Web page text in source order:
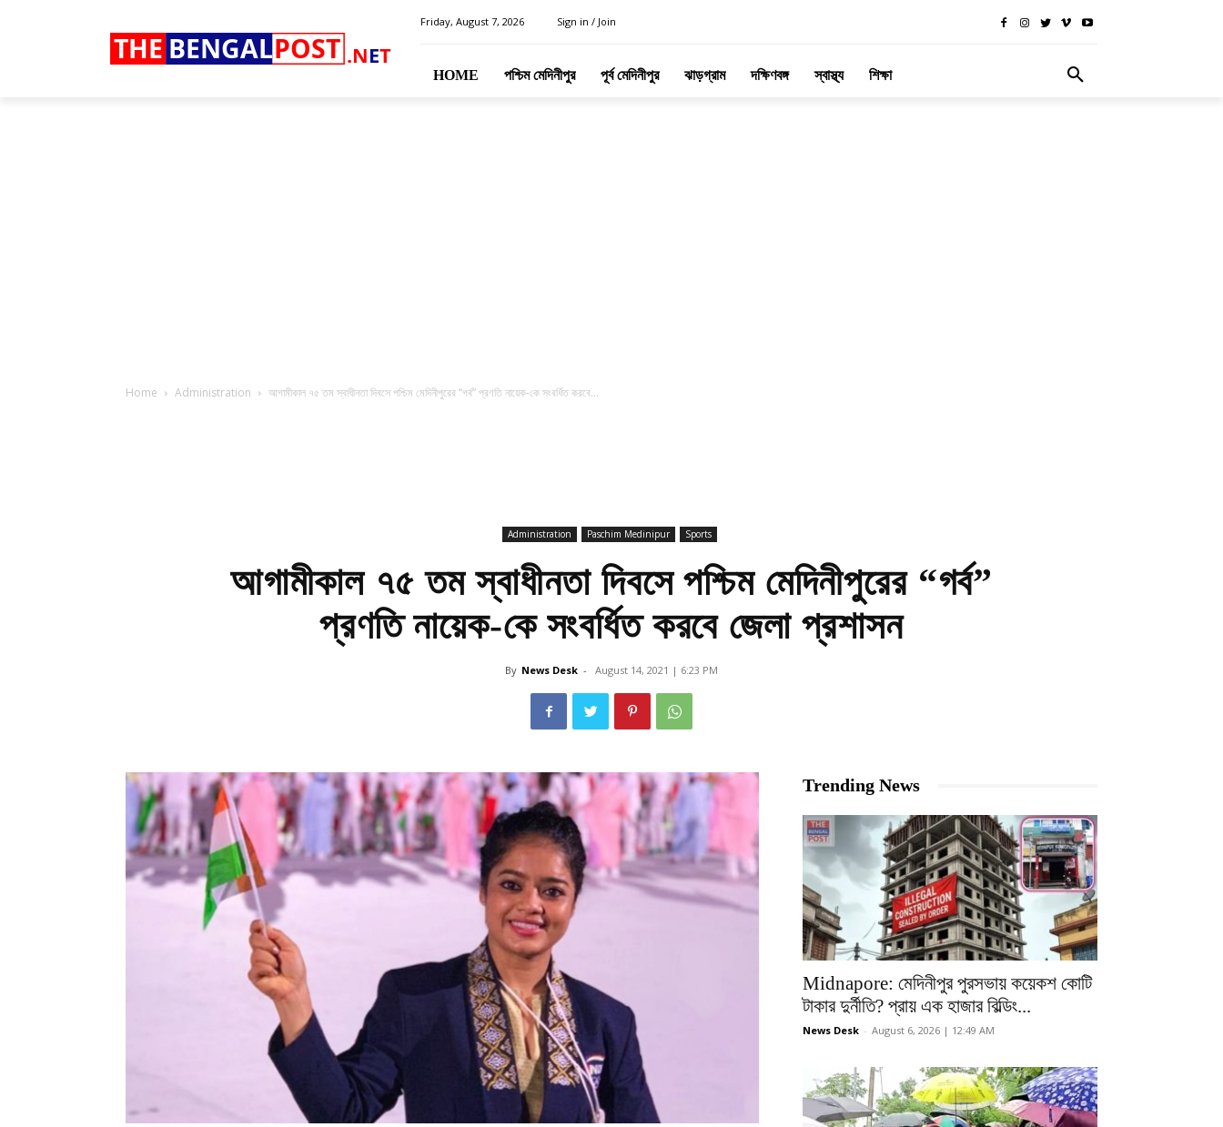
.NET
THE BENGALPOST
Friday, August 7, 2026 Sign in / Join
HOME পশ্চিম মেদিনীপুর পূর্ব মেদিনীপুর ঝাড়গ্রাম দক্ষিণবঙ্গ স্বাস্থ্য শিক্ষা
Home Administration আগামীকাল ৭৫ তম স্বাধীনতা দিবসে পশ্চিম মেদিনীপুরের “গর্ব” প্রণতি নায়েক-কে সংবর্ধিত করবে...
Administration Paschim Medinipur Sports
আগামীকাল ৭৫ তম স্বাধীনতা দিবসে পশ্চিম মেদিনীপুরের “গর্ব”
প্রণতি নায়েক-কে সংবর্ধিত করবে জেলা প্রশাসন
By News Desk - August 14, 2021 | 6:23 PM
Trending News
Midnapore: মেদিনীপুর পুরসভায় কয়েকশ কোটি
টাকার দুর্নীতি? প্রায় এক হাজার বিল্ডিং...
News Desk - August 6, 2026 | 12:49 AM